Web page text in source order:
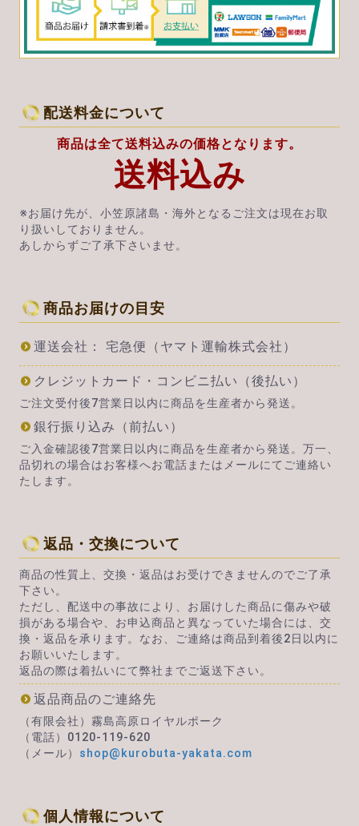
配送料金について
商品は全て送料込みの価格となります。
送料込み
※お届け先が、小笠原諸島・海外となるご注文は現在お取
り扱いしておりません。
あしからずご了承下さいませ。
商品お届けの目安
運送会社： 宅急便（ヤマト運輸株式会社）
クレジットカード・コンビニ払い（後払い）
ご注文受付後7営業日以内に商品を生産者から発送。
銀行振り込み（前払い）
ご入金確認後7営業日以内に商品を生産者から発送。万一、
品切れの場合はお客様へお電話またはメールにてご連絡い
たします。
返品・交換について
商品の性質上、交換・返品はお受けできませんのでご了承
下さい。
ただし、配送中の事故により、お届けした商品に傷みや破
損がある場合や、お申込商品と異なっていた場合には、交
換・返品を承ります。なお、ご連絡は商品到着後2日以内に
お願いいたします。
返品の際は着払いにて弊社までご返送下さい。
返品商品のご連絡先
（有限会社）霧島高原ロイヤルポーク
（電話）0120-119-620
（メール） shop@kurobuta-yakata.com
個人情報について